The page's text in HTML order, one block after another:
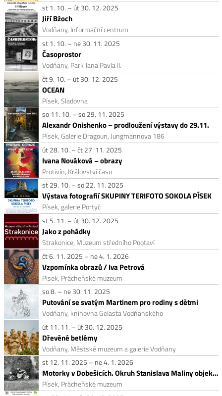
st 1. 10. – út 30. 12. 2025
Jiří Bžoch
Vodňany, Informační centrum
st 1. 10. – ne 30. 11. 2025
Časoprostor
Vodňany, Park Jana Pavla II.
čt 9. 10. – út 30. 12. 2025
OCEAN
Písek, Sladovna
so 11. 10. – so 29. 11. 2025
Alexandr Onishenko – prodloužení výstavy do 29.11.
Písek, Galerie Dragoun, Jungmannova 186
út 28. 10. – čt 27. 11. 2025
Ivana Nováková – obrazy
Protivín, Království času
st 29. 10. – so 22. 11. 2025
Výstava fotografií SKUPINY TERIFOTO SOKOLA PÍSEK
Písek, galerie Portyč
st 5. 11. – út 30. 12. 2025
Jako z pohádky
Strakonice, Muzeum středního Pootaví
čt 6. 11. 2025 – ne 4. 1. 2026
Vzpomínka obrazů / Iva Petrová
Písek, Prácheňské muzeum
so 8. – ne 30. 11. 2025
Putování se svatým Martinem pro rodiny s dětmi
Vodňany, knihovna Gelasta Vodňanského
út 11. 11. – út 30. 12. 2025
Dřevěné betlémy
Vodňany, Městské muzeum a galerie Vodňany
st 12. 11. 2025 – ne 4. 1. 2026
Motorky v Dobešicích. Okruh Stanislava Maliny objektivem Zdeňka Javůrka
Písek, Prácheňské muzeum